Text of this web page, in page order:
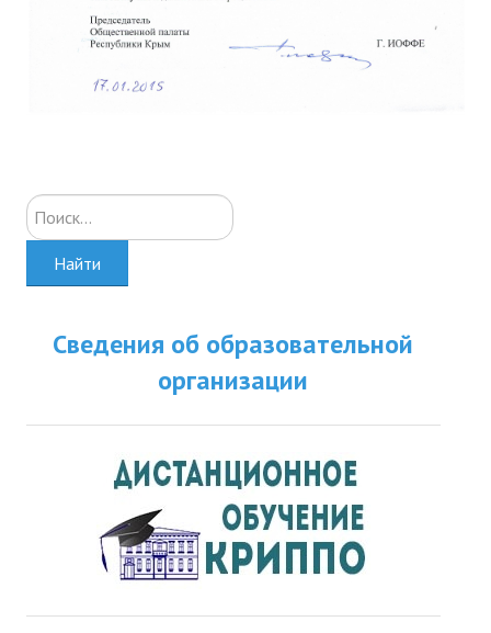
Искать...
Найти
Сведения об образовательной
организации